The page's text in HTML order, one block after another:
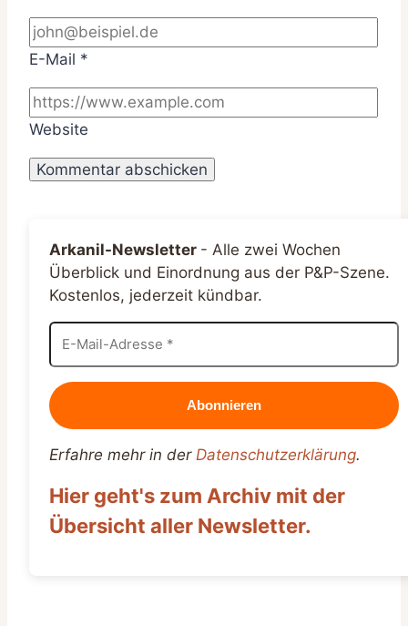
E-Mail *
Website
Arkanil-Newsletter - Alle zwei Wochen
Überblick und Einordnung aus der P&P-Szene.
Kostenlos, jederzeit kündbar.
Erfahre mehr in der Datenschutzerklärung.
Hier geht's zum Archiv mit der
Übersicht aller Newsletter.